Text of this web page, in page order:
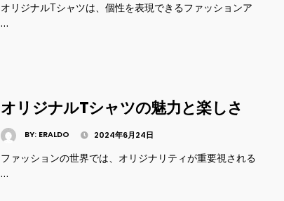
オリジナルTシャツは、個性を表現できるファッションア
…
オリジナルTシャツの魅力と楽しさ
BY: ERALDO 2024年6月24日
ファッションの世界では、オリジナリティが重要視される
…